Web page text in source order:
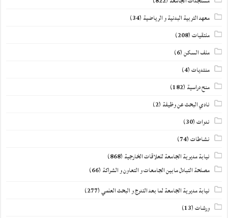
معهد التربية البدنية و الرياضية (34)
ملتقيات(208)
ملف السكن(6)
منتديات(4)
منح دراسية (182)
نادي البحث عن وظيفة (2)
ندوات(30)
نشاطات(74)
نيابة مديرية الجامعة للعلاقات الخارجية (868)
مصلحة التبادل مابين الجامعات و التعاون و الشراكة (66)
نيابة مديرية الجامعة لما بعد التدرج و البحث العلمي(277)
ورشات(13)